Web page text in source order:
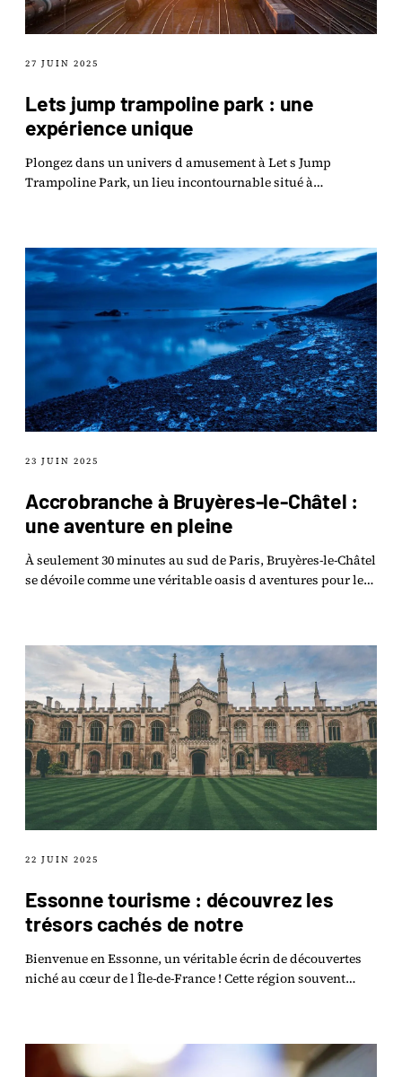
27 JUIN 2025
Lets jump trampoline park : une
expérience unique
Plongez dans un univers d amusement à Let s Jump
Trampoline Park, un lieu incontournable situé à
23 JUIN 2025
Accrobranche à Bruyères-le-Châtel :
une aventure en pleine
À seulement 30 minutes au sud de Paris, Bruyères-le-Châtel
se dévoile comme une véritable oasis d aventures pour les
22 JUIN 2025
Essonne tourisme : découvrez les
trésors cachés de notre
Bienvenue en Essonne, un véritable écrin de découvertes
niché au cœur de l Île-de-France ! Cette région souvent